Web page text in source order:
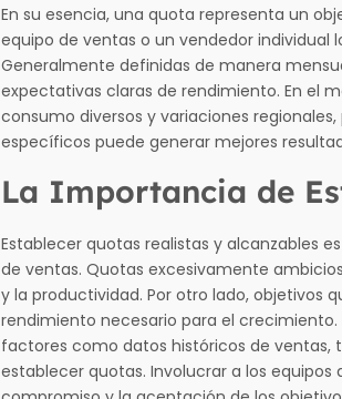
En su esencia, una quota representa un
equipo de ventas o un vendedor
Generalmente definidas de manera
expectativas claras de rendimiento. En el
consumo diversos y variaciones
específicos puede generar mejores
La Importancia de
Establecer quotas realistas y alcanzables
de ventas. Quotas excesivamente
y la productividad. Por otro lado, objetivos
rendimiento necesario para el crecimiento.
factores como datos históricos de
establecer quotas. Involucrar a los